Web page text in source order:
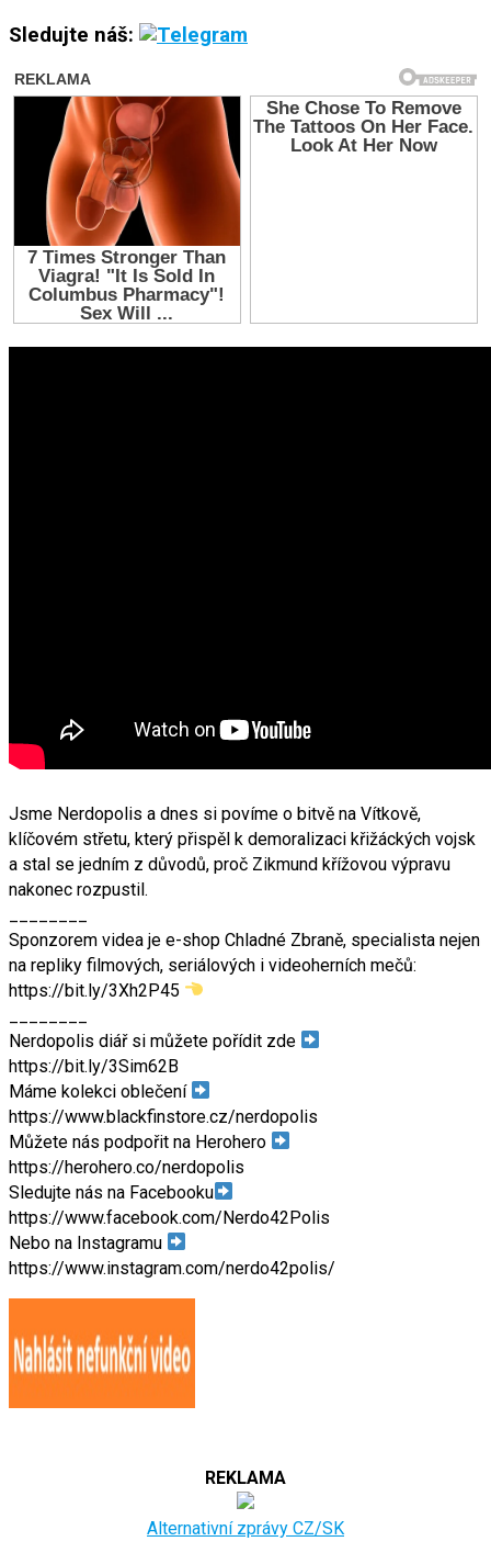
Sledujte náš:
Jsme Nerdopolis a dnes si povíme o bitvě na Vítkově,
klíčovém střetu, který přispěl k demoralizaci křižáckých vojsk
a stal se jedním z důvodů, proč Zikmund křížovou výpravu
nakonec rozpustil.
Sponzorem videa je e-shop Chladné Zbraně, specialista nejen
na repliky filmových, seriálových i videoherních mečů:
https://bit.ly/3Xh2P45
Nerdopolis diář si můžete pořídit zde
https://bit.ly/3Sim62B
Máme kolekci oblečení
https://www.blackfinstore.cz/nerdopolis
Můžete nás podpořit na Herohero
https://herohero.co/nerdopolis
Sledujte nás na Facebooku
https://www.facebook.com/Nerdo42Polis
Nebo na Instagramu
https://www.instagram.com/nerdo42polis/
REKLAMA
Alternativní zprávy CZ/SK